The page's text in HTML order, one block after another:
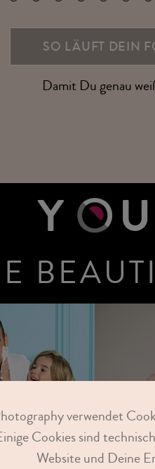
SO LÄUFT DEIN
Damit Du genau
Y U
verwendet
Cookies sind
Website und Deine